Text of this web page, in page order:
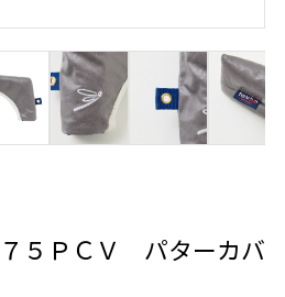
７５ＰＣＶ パターカバ